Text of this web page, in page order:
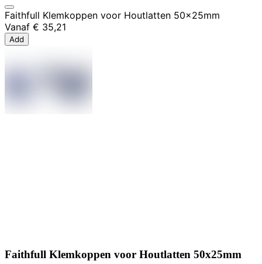
Faithfull Klemkoppen voor Houtlatten 50x25mm
Vanaf € 35,21
Add
Faithfull Klemkoppen voor Houtlatten 50x25mm